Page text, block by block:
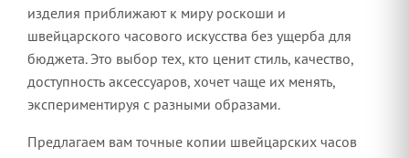
изделия приближают к миру роскоши и
швейцарского часового искусства без ущерба для
бюджета. Это выбор тех, кто ценит стиль, качество,
доступность аксессуаров, хочет чаще их менять,
экспериментируя с разными образами.
Предлагаем вам точные копии швейцарских часов